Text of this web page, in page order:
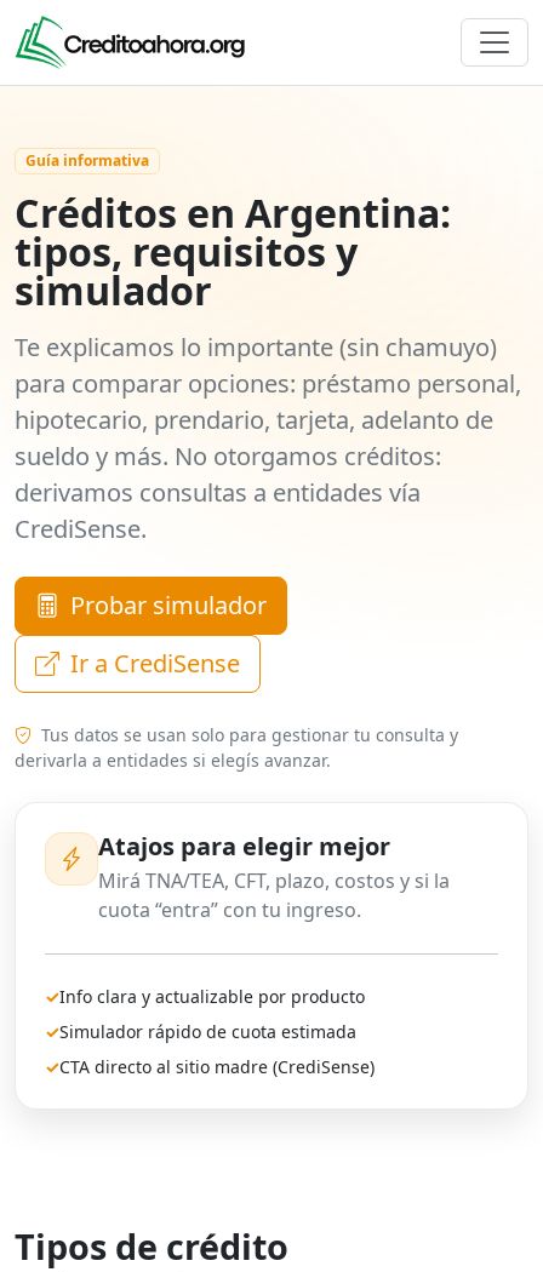
Guía informativa
Créditos en Argentina:
tipos, requisitos y
simulador
Te explicamos lo importante (sin chamuyo)
para comparar opciones: préstamo personal,
hipotecario, prendario, tarjeta, adelanto de
sueldo y más. No otorgamos créditos:
derivamos consultas a entidades vía
CrediSense.
Probar simulador
Ir a CrediSense
Tus datos se usan solo para gestionar tu consulta y
derivarla a entidades si elegís avanzar.
Atajos para elegir mejor
Mirá TNA/TEA, CFT, plazo, costos y si la
cuota “entra” con tu ingreso.
✓Info clara y actualizable por producto
✓Simulador rápido de cuota estimada
✓CTA directo al sitio madre (CrediSense)
Tipos de crédito